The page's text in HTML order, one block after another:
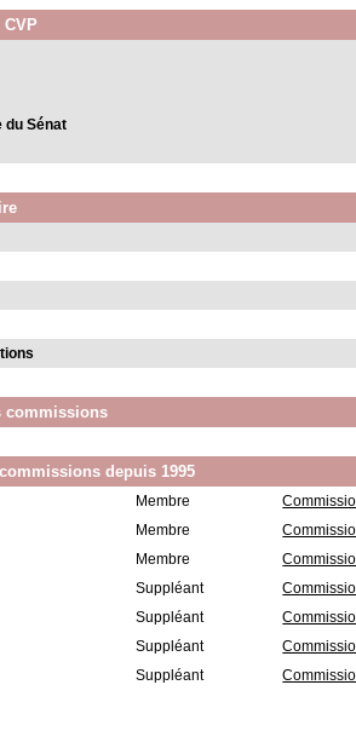
du Sénat
commissions
depuis 1995
Membre
Membre
Membre
Suppléant
Suppléant
Suppléant
Suppléant